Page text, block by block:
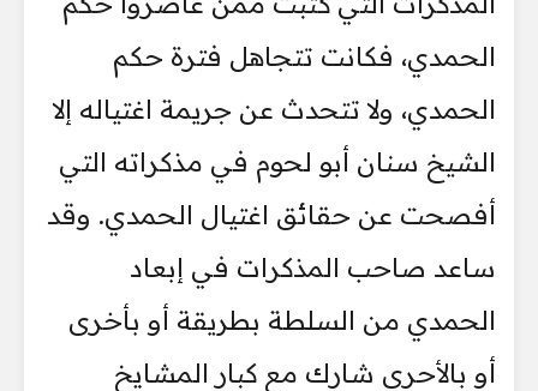
الحمدي، فكانت تتجاهل فترة حكم
الحمدي، ولا تتحدث عن جريمة اغتياله إلا
الشيخ سنان أبو لحوم في مذكراته التي
أفصحت عن حقائق اغتيال الحمدي. وقد
ساعد صاحب المذكرات في إبعاد
الحمدي من السلطة بطريقة أو بأخرى
أو بالأحرى شارك مع كبار المشايخ